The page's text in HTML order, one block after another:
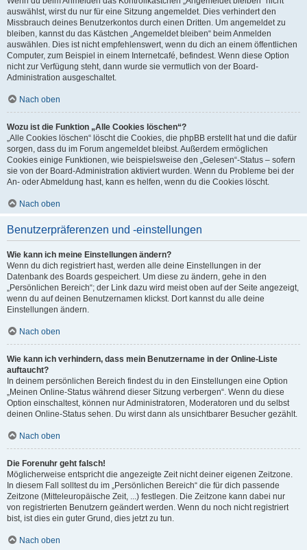
auswählst, wirst du nur für eine Sitzung angemeldet. Dies verhindert den
Missbrauch deines Benutzerkontos durch einen Dritten. Um angemeldet zu
bleiben, kannst du das Kästchen „Angemeldet bleiben“ beim Anmelden
auswählen. Dies ist nicht empfehlenswert, wenn du dich an einem öffentlichen
Computer, zum Beispiel in einem Internetcafé, befindest. Wenn diese Option
nicht zur Verfügung steht, dann wurde sie vermutlich von der Board-
Administration ausgeschaltet.
Nach oben
Wozu ist die Funktion „Alle Cookies löschen“?
„Alle Cookies löschen“ löscht die Cookies, die phpBB erstellt hat und die dafür
sorgen, dass du im Forum angemeldet bleibst. Außerdem ermöglichen
Cookies einige Funktionen, wie beispielsweise den „Gelesen“-Status – sofern
sie von der Board-Administration aktiviert wurden. Wenn du Probleme bei der
An- oder Abmeldung hast, kann es helfen, wenn du die Cookies löscht.
Nach oben
Benutzerpräferenzen und -einstellungen
Wie kann ich meine Einstellungen ändern?
Wenn du dich registriert hast, werden alle deine Einstellungen in der
Datenbank des Boards gespeichert. Um diese zu ändern, gehe in den
„Persönlichen Bereich“; der Link dazu wird meist oben auf der Seite angezeigt,
wenn du auf deinen Benutzernamen klickst. Dort kannst du alle deine
Einstellungen ändern.
Nach oben
Wie kann ich verhindern, dass mein Benutzername in der Online-Liste
auftaucht?
In deinem persönlichen Bereich findest du in den Einstellungen eine Option
„Meinen Online-Status während dieser Sitzung verbergen“. Wenn du diese
Option einschaltest, können nur Administratoren, Moderatoren und du selbst
deinen Online-Status sehen. Du wirst dann als unsichtbarer Besucher gezählt.
Nach oben
Die Forenuhr geht falsch!
Möglicherweise entspricht die angezeigte Zeit nicht deiner eigenen Zeitzone.
In diesem Fall solltest du im „Persönlichen Bereich“ die für dich passende
Zeitzone (Mitteleuropäische Zeit, ...) festlegen. Die Zeitzone kann dabei nur
von registrierten Benutzern geändert werden. Wenn du noch nicht registriert
bist, ist dies ein guter Grund, dies jetzt zu tun.
Nach oben